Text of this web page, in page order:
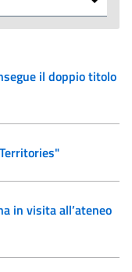
il doppio titolo
in visita all’ateneo